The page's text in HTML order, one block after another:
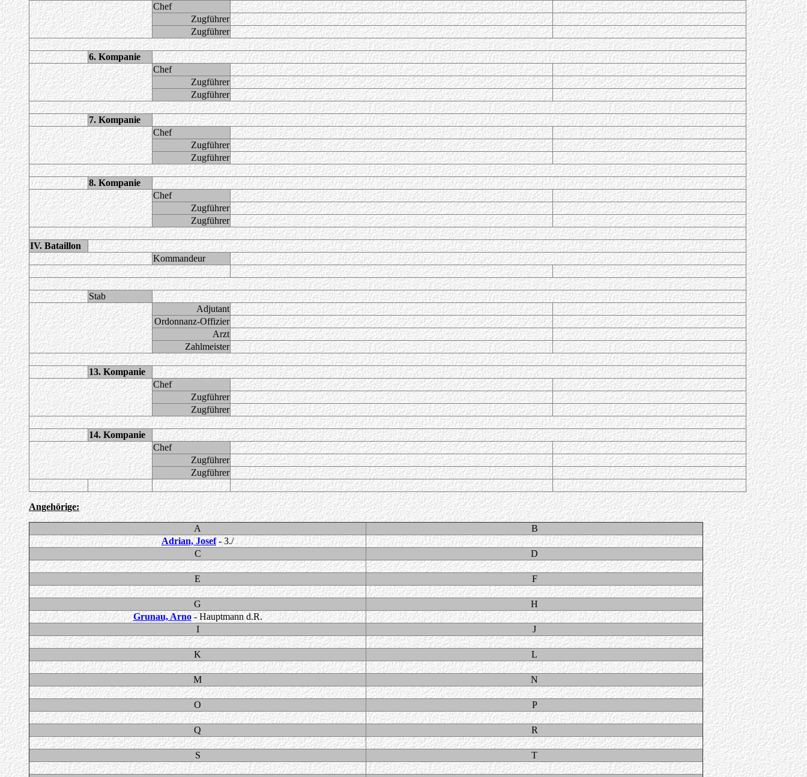
Chef
Zugführer
Zugführer
6. Kompanie
Chef
Zugführer
Zugführer
7. Kompanie
Chef
Zugführer
Zugführer
8. Kompanie
Chef
Zugführer
Zugführer
IV. Bataillon
Kommandeur
Stab
Adjutant
Ordonnanz-Offizier
Arzt
Zahlmeister
13. Kompanie
Chef
Zugführer
Zugführer
14. Kompanie
Chef
Zugführer
Zugführer
Angehörige:
A
B
Adrian, Josef- 3./
C
D
E F
G
H
Grunau, Arno- Hauptmann d.R.
I
J
K L
M N
O P
Q R
S T